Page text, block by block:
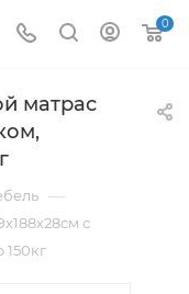
0
матрас
—
с